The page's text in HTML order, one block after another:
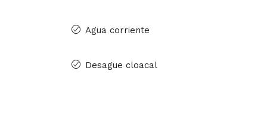
Agua corriente
Desague cloacal